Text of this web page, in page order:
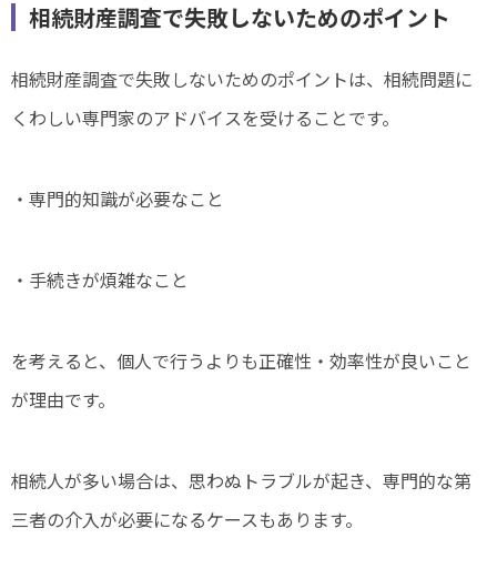
相続財産調査で失敗しないためのポイント
相続財産調査で失敗しないためのポイントは、相続問題に
くわしい専門家のアドバイスを受けることです。
・専門的知識が必要なこと
・手続きが煩雑なこと
を考えると、個人で行うよりも正確性・効率性が良いこと
が理由です。
相続人が多い場合は、思わぬトラブルが起き、専門的な第
三者の介入が必要になるケースもあります。